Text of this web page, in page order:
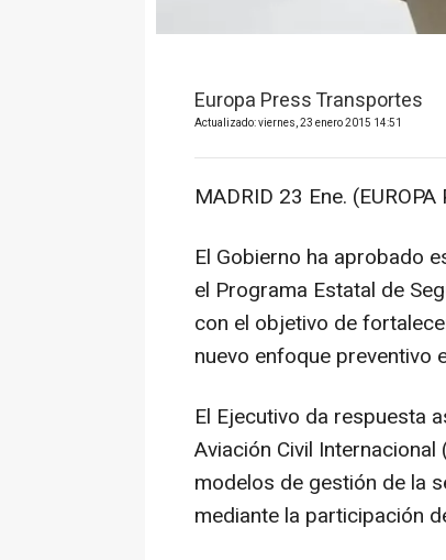
Europa Press Transportes
Actualizado: viernes, 23 enero 2015 14:51
MADRID 23 Ene. (EUROPA
El Gobierno ha aprobado
el Programa Estatal de
con el objetivo de
nuevo enfoque preventivo
El Ejecutivo da respuesta
Aviación Civil
modelos de gestión de la
mediante la participación